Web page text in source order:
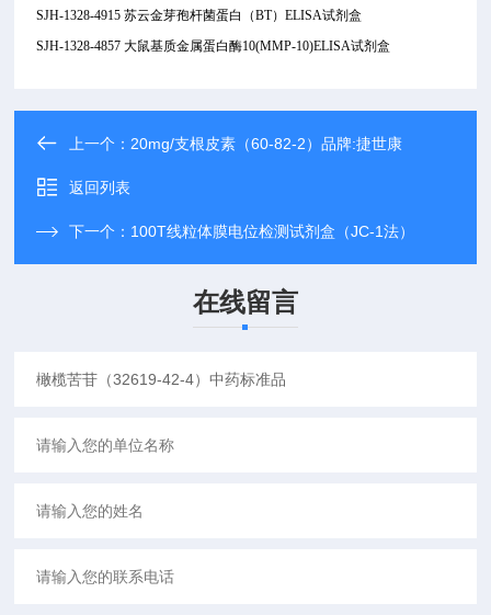
SJH-1328-4915 苏云金芽孢杆菌蛋白（BT）ELISA试剂盒
SJH-1328-4857 大鼠基质金属蛋白酶10(MMP-10)ELISA试剂盒
上一个： 20mg/支根皮素（60-82-2）品牌:捷世康
返回列表
下一个： 100T线粒体膜电位检测试剂盒（JC-1法）
在线留言